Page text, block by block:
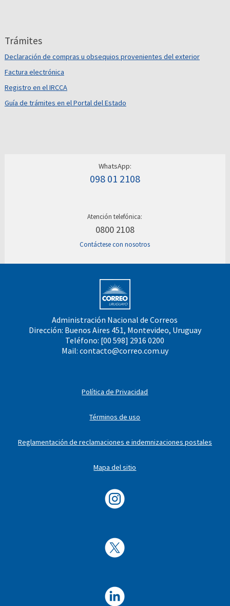
Trámites
Declaración de compras u obsequios provenientes del exterior
Factura electrónica
Registro en el IRCCA
Guía de trámites en el Portal del Estado
WhatsApp:
098 01 2108
Atención telefónica:
0800 2108
Contáctese con nosotros
Administración Nacional de Correos
Dirección: Buenos Aires 451, Montevideo, Uruguay
Teléfono: [00 598] 2916 0200
Mail: contacto@correo.com.uy
Política de Privacidad
Términos de uso
Reglamentación de reclamaciones e indemnizaciones postales
Mapa del sitio